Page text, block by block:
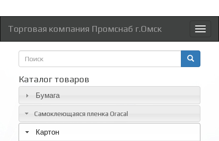
Торговая компания Промснаб г.Омск
Форма
поиска
Каталог товаров
Бумага
Самоклеющаяся пленка Oracal
Картон